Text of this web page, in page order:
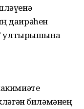
даирәһен
ултырышына
биләмәнең